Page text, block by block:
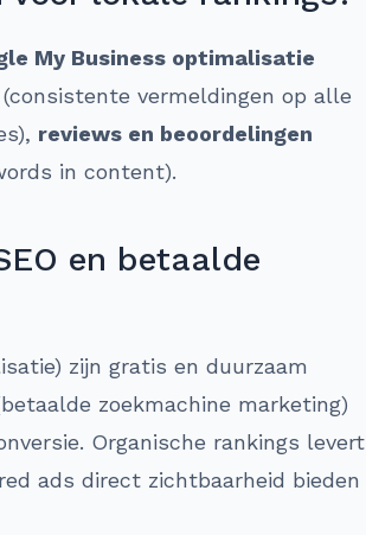
My Business optimalisatie
(consistente vermeldingen op alle
reviews en beoordelingen
in content).
en betaalde
zijn gratis en duurzaam
zoekmachine marketing)
Organische rankings levert
ads direct zichtbaarheid bieden